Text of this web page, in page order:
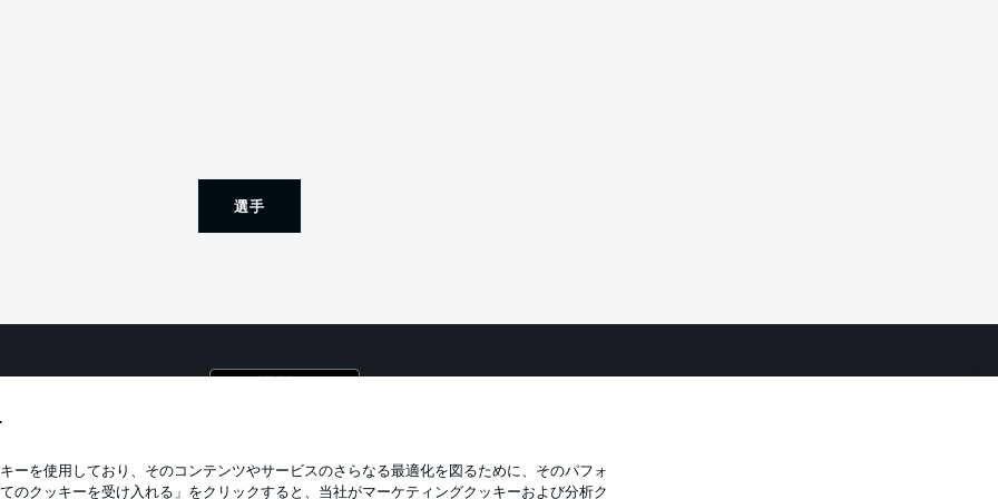
選手
当サイトについて
を使用しており、そのコンテンツやサービスのさらなる最適化を図るために、そのパフォ
クッキーを受け入れる」をクリックすると、当社がマーケティングクッキーおよび分析ク